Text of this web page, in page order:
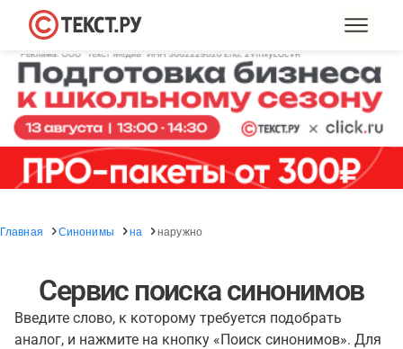
Главная Синонимы на наружно
Сервис поиска синонимов
Введите слово, к которому требуется подобрать
аналог, и нажмите на кнопку «Поиск синонимов». Для